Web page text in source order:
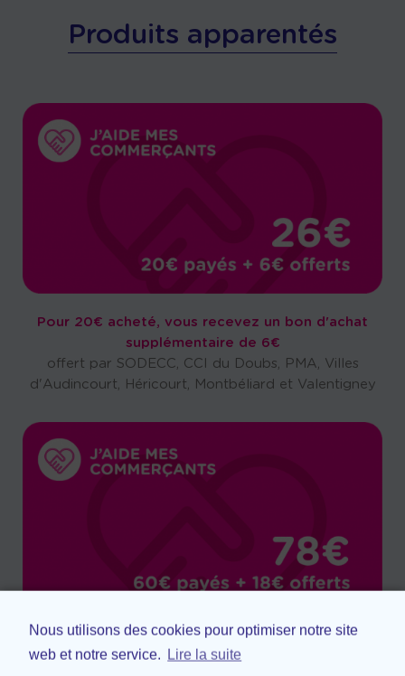
Nous utilisons des cookies pour optimiser notre site
web et notre service. Lire la suite
Produits apparentés
Pour 20€ acheté, vous recevez un bon d'achat
supplémentaire de 6€
offert par SODECC, CCI du Doubs, PMA, Villes
d'Audincourt, Héricourt, Montbéliard et Valentigney
Pour 60€ acheté, vous recevez un bon d'achat
supplémentaire de 18€